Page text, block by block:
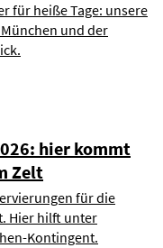
für heiße Tage: unsere
und der
hier kommt
Zelt
für die
Hier hilft unter
Kontingent.